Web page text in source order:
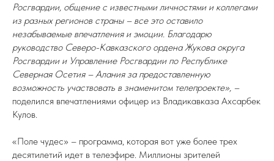
Росгвардии, общение с известными личностями и коллегами
из разных регионов страны – все это оставило
незабываемые впечатления и эмоции. Благодарю
руководство Северо-Кавказского ордена Жукова округа
Росгвардии и Управление Росгвардии по Республике
Северная Осетия – Алания за предоставленную
возможность участвовать в знаменитом телепроекте», –
поделился впечатлениями офицер из Владикавказа Ахсарбек
Кулов.
«Поле чудес» – программа, которая вот уже более трех
десятилетий идет в телеэфире. Миллионы зрителей